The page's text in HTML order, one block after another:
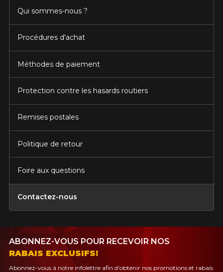
Qui sommes-nous ?
Procédures d'achat
Méthodes de paiement
Protection contre les hasards routiers
Remises postales
Politique de retour
Foire aux questions
Contactez-nous
ABONNEZ-VOUS POUR RECEVOIR NOS
RABAIS EXCLUSIFS!
Abonnez-vous à notre infolettre afin d'obtenir nos promotions et rabais